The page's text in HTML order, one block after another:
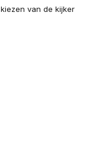
van de kijker